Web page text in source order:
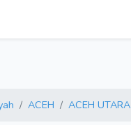
ACEH ACEH UTARA